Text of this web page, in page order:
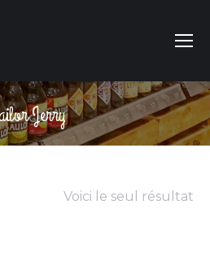
Jerry
Vous êtes ici :
Voici le seul résultat